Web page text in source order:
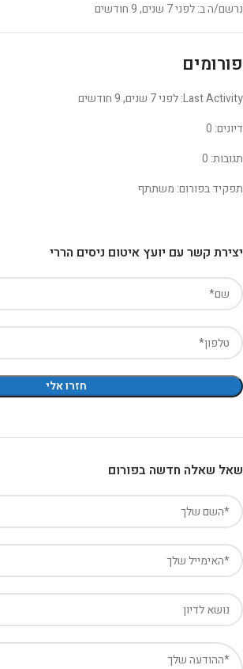
נרשם/ה ב: לפני 7 שנים, 9 חודשים
פורומים
Last Activity: לפני 7 שנים, 9 חודשים
דיונים: 0
תגובות: 0
תפקיד בפורום: משתתף
יצירת קשר עם יועץ איטום ניסים הררי
שאל שאלה חדשה בפורום